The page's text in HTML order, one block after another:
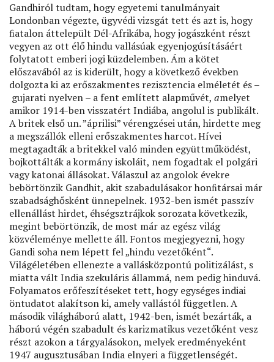
Gandhiról tudtam, hogy egyetemi tanulmányait
Londonban végezte, ügyvédi vizsgát tett és azt is, hogy
ﬁatalon áttelepült Dél-Afrikába, hogy jogászként részt
vegyen az ott élő hindu vallásúak egyenjogúsításáért
folytatott emberi jogi küzdelemben. Ám a kötet
előszavából az is kiderült, hogy a következő években
dolgozta ki az erőszakmentes rezisztencia elméletét és –
gujarati nyelven – a fent említett alapművét, amelyet
amikor 1914-ben visszatért Indiába, angolul is publikált.
A britek első un. ”áprilisi” vérengzései után, hirdette meg
a megszállók elleni erőszakmentes harcot. Hívei
megtagadták a britekkel való minden együttműködést,
bojkottálták a kormány iskoláit, nem fogadtak el polgári
vagy katonai állásokat. Válaszul az angolok évekre
bebörtönzik Gandhit, akit szabadulásakor honﬁtársai már
szabadsághősként ünnepelnek. 1932-ben ismét passzív
ellenállást hirdet, éhségsztrájkok sorozata következik,
megint bebörtönzik, de most már az egész világ
közvéleménye mellette áll. Fontos megjegyezni, hogy
Gandi soha nem lépett fel „hindu vezetőként“.
Világéletében ellenezte a vallásközpontú politizálást, s
miatta vált India szekuláris állammá, nem pedig hinduvá.
Folyamatos erőfeszítéseket tett, hogy egységes indiai
öntudatot alakítson ki, amely vallástól független. A
második világháború alatt, 1942-ben, ismét bezárták, a
háború végén szabadult és karizmatikus vezetőként vesz
részt azokon a tárgyalásokon, melyek eredményeként
1947 augusztusában India elnyeri a függetlenségét.